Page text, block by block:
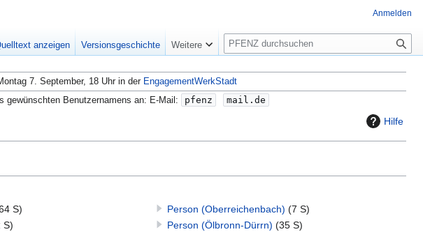
7. September, 18 Uhr in der EngagementWerkStadt
gewünschten Benutzernamens an: E-Mail:
pfenz mail.de
Hilfe
S)
S)
Person (Oberreichenbach) (7 S)
Person (Ölbronn-Dürrn) (35 S)
Anmelden
anzeigen Versionsgeschichte Weitere
S
u
c
h
e